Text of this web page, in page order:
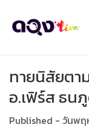
ทายนิสัยตา
อ.เฟิร์ส ธน
Published - วันพ